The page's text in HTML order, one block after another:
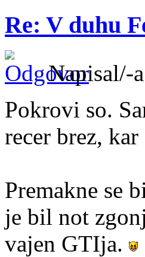
Re: V duhu
Napisal/-a
Pokrovi so.
recer brez,
Premakne se
je bil not
vajen GTIja.